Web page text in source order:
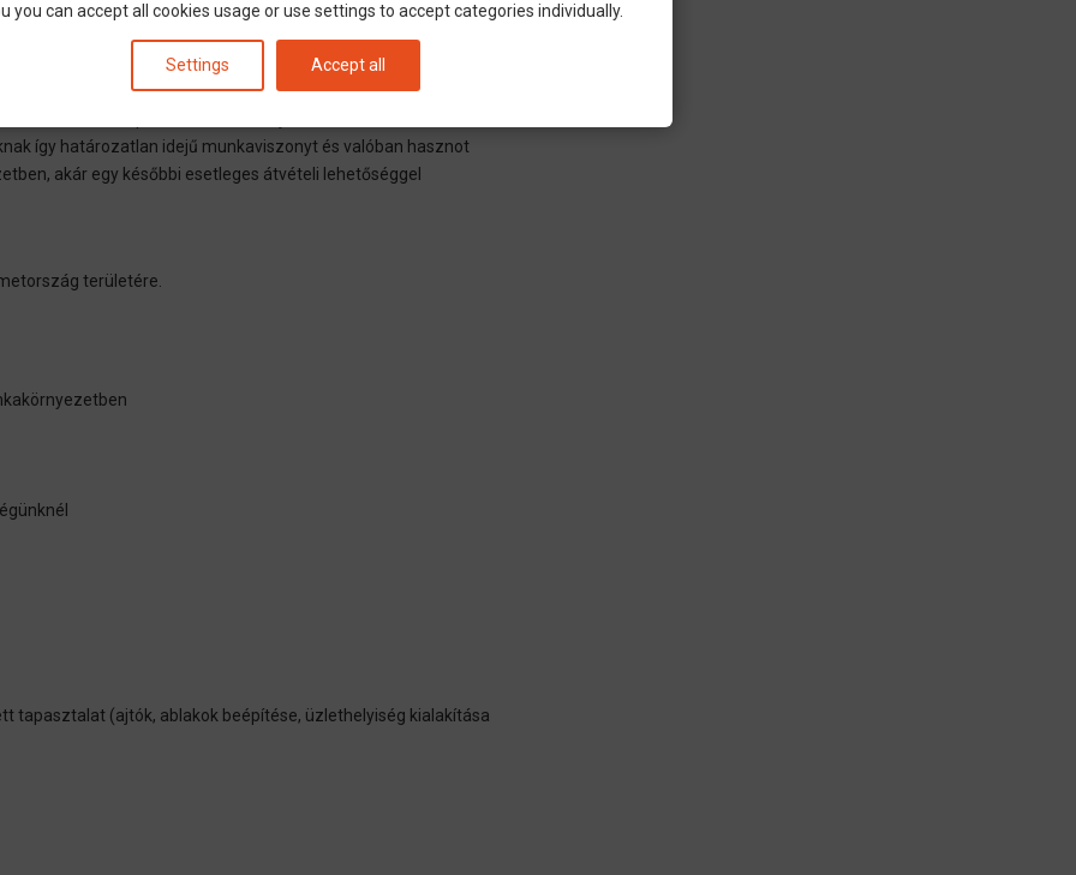
Nord) minősített munkaerő-közvetítő és kölcsönző cég, mely
továbbképzett és kvalifikált jelentkezőivel és
így határozatlan idejű munkaviszonyt és valóban hasznot
akár egy későbbi esetleges átvételi lehetőséggel
területére.
tapasztalat (ajtók, ablakok beépítése, üzlethelyiség kialakítása
you can accept all cookies usage or use settings to accept categories individually.
Settings Accept all